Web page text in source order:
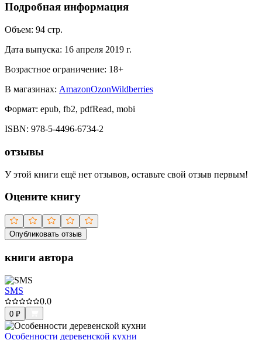
Подробная информация
Объем: 94 стр.
Дата выпуска: 16 апреля 2019 г.
Возрастное ограничение: 18+
В магазинах: AmazonOzonWildberries
Формат: epub, fb2, pdfRead, mobi
ISBN: 978-5-4496-6734-2
отзывы
У этой книги ещё нет отзывов, оставьте свой отзыв первым!
Оцените книгу
Опубликовать отзыв
книги автора
SMS
0.0
0 ₽
Особенности деревенской кухни